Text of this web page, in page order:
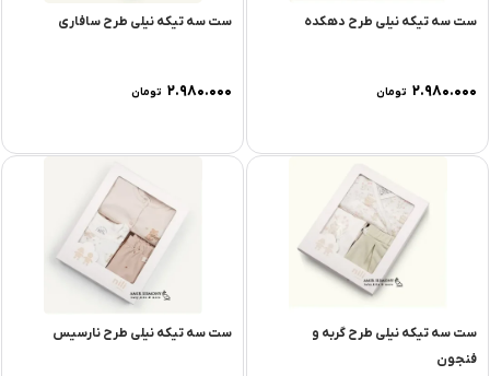
ست سه تیکه نیلی طرح دهکده
۲.۹۸۰.۰۰۰ تومان
ست سه تیکه نیلی طرح سافاری
۲.۹۸۰.۰۰۰ تومان
ست سه تیکه نیلی طرح گربه و
فنجون
ست سه تیکه نیلی طرح نارسیس